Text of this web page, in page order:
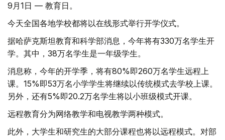
9月1日 — 教育日。
今天全国各地学校都将以在线形式举行开学仪式。
据哈萨克斯坦教育和科学部消息，今年将有330万名学生开
学。其中，38万名学生是一年级学生。
消息称，今年的开学季，将有80%即260万名学生远程上
课。15%即53万名小学学生将继续以传统模式去学校上课。
另外，还有5%即20.2万名学生将以小班级模式开课。
远程教育分为网络教学和电视教学两种模式。
此外，大学生和研究生的大部分课程也将以远程模式。对部